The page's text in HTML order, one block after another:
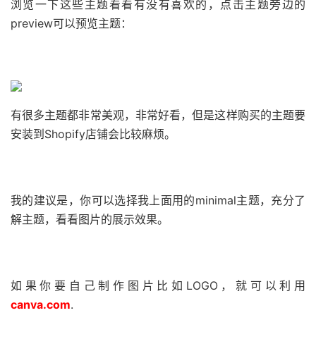
浏览一下这些主题看看有没有喜欢的，点击主题旁边的
preview可以预览主题：
有很多主题都非常美观，非常好看，但是这样购买的主题要
安装到Shopify店铺会比较麻烦。
我的建议是，你可以选择我上面用的minimal主题，充分了
解主题，看看图片的展示效果。
如果你要自己制作图片比如LOGO，就可以利用
canva.com.